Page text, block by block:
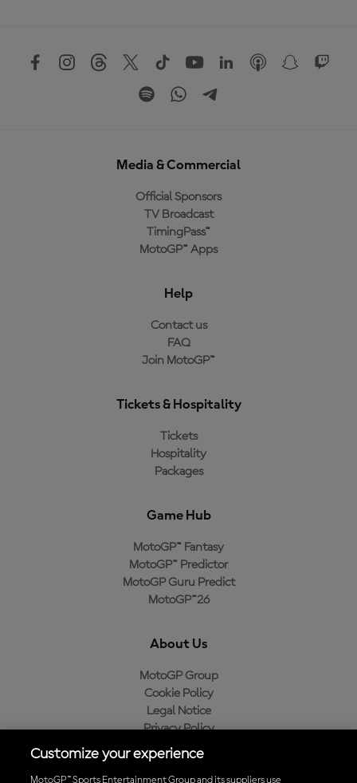
Media & Commercial
Official Sponsors
TV Broadcast
TimingPass™
MotoGP™ Apps
Help
Contact us
FAQ
Join MotoGP™
Tickets & Hospitality
Tickets
Hospitality
Packages
Game Hub
MotoGP™ Fantasy
MotoGP™ Predictor
MotoGP Guru Predict
MotoGP™26
About Us
MotoGP Group
Cookie Policy
Legal Notice
Privacy Policy
Purchase Policy
Customize your experience
MotoGP™ Sports Entertainment Group and its suppliers use